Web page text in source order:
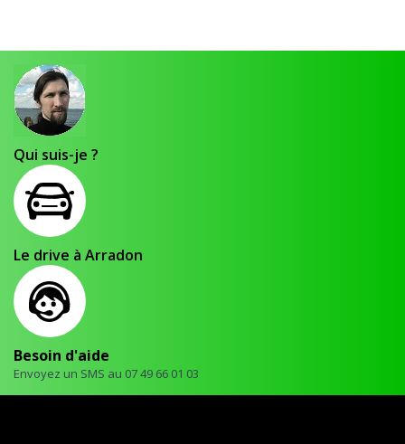
Qui suis-je ?
Le drive à Arradon
Besoin d'aide
Envoyez un SMS au 07 49 66 01 03